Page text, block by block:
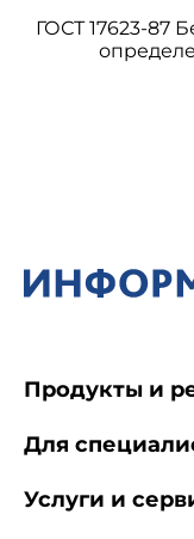
ГОСТ 17623-87
Продукты и
Для
Услуги и